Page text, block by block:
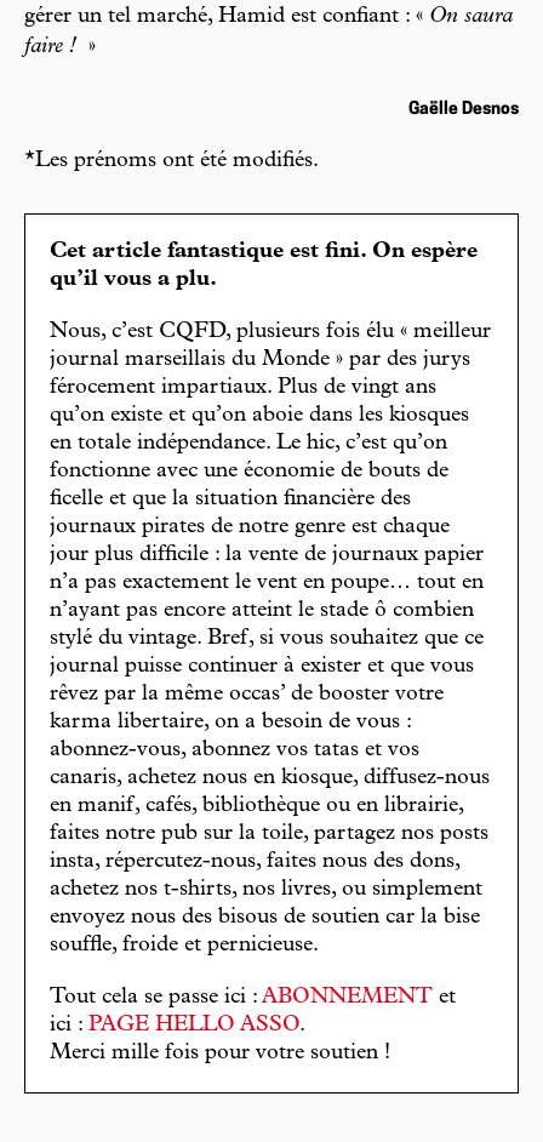
gérer un tel marché, Hamid est confiant : « On saura
faire ! »
Gaëlle Desnos
*Les prénoms ont été modifiés.
Cet article fantastique est fini. On espère
qu’il vous a plu.
Nous, c’est CQFD, plusieurs fois élu « meilleur
journal marseillais du Monde » par des jurys
férocement impartiaux. Plus de vingt ans
qu’on existe et qu’on aboie dans les kiosques
en totale indépendance. Le hic, c’est qu’on
fonctionne avec une économie de bouts de
ficelle et que la situation financière des
journaux pirates de notre genre est chaque
jour plus difficile : la vente de journaux papier
n’a pas exactement le vent en poupe… tout en
n’ayant pas encore atteint le stade ô combien
stylé du vintage. Bref, si vous souhaitez que ce
journal puisse continuer à exister et que vous
rêvez par la même occas’ de booster votre
karma libertaire, on a besoin de vous :
abonnez-vous, abonnez vos tatas et vos
canaris, achetez nous en kiosque, diffusez-nous
en manif, cafés, bibliothèque ou en librairie,
faites notre pub sur la toile, partagez nos posts
insta, répercutez-nous, faites nous des dons,
achetez nos t-shirts, nos livres, ou simplement
envoyez nous des bisous de soutien car la bise
souffle, froide et pernicieuse.
Tout cela se passe ici : ABONNEMENT et
ici : PAGE HELLO ASSO.
Merci mille fois pour votre soutien !